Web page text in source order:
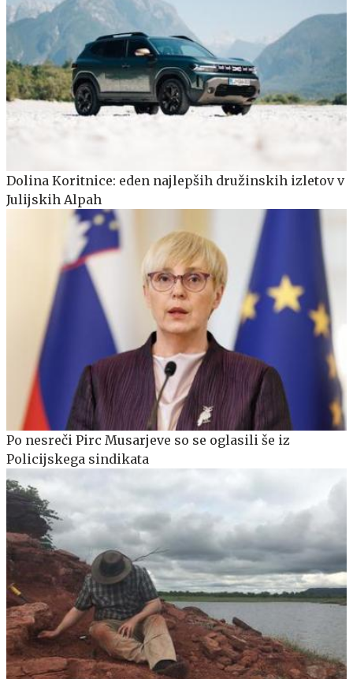
Dolina Koritnice: eden najlepših družinskih izletov v
Julijskih Alpah
Po nesreči Pirc Musarjeve so se oglasili še iz
Policijskega sindikata